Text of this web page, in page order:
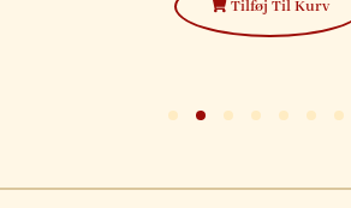
Tilføj Til Kurv